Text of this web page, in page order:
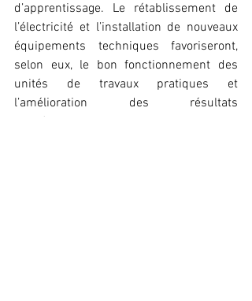
d’apprentissage. Le rétablissement de
l’électricité et l’installation de nouveaux
équipements techniques favoriseront,
selon eux, le bon fonctionnement des
unités de travaux pratiques et
l’amélioration des résultats